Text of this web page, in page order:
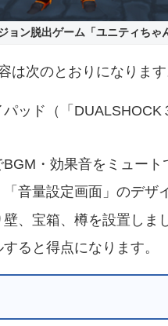
ョン脱出ゲーム「ユニティち
は次のとおりになります
ッド（「
BGM・効果音をミュート
「音量設定画面」のデザ
、宝箱、樽を設置しま
ると得点になります。